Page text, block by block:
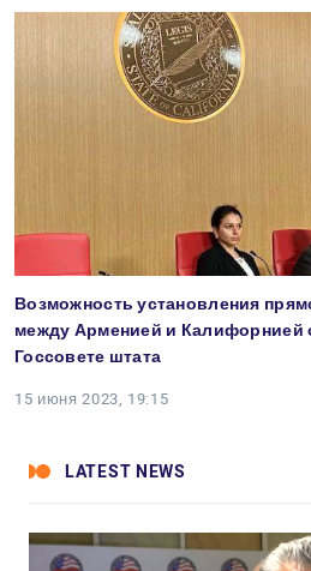
Возможность установления
между Арменией и Калифорнией
Госсовете штата
15 июня 2023, 19:15
LATEST NEWS